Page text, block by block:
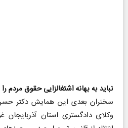
نباید به بهانه اشتغالزایی حقوق مردم
سخنران بعدی این همایش دکتر
وکلای دادگستری استان آذربایجان